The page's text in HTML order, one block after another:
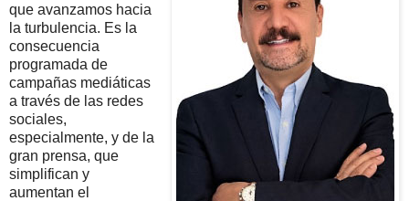
que avanzamos hacia
la turbulencia. Es la
consecuencia
programada de
campañas mediáticas
a través de las redes
sociales,
especialmente, y de la
gran prensa, que
simplifican y
aumentan el